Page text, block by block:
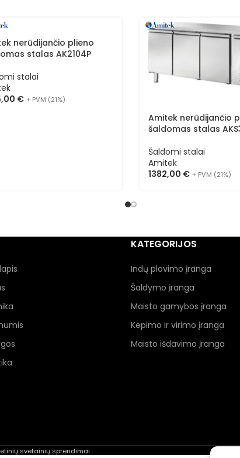
nerūdijančio plieno
stalas AK2104P
stalai
€ + PVM (21%)
Amitek nerūdijančio
šaldomas stalas
Šaldomi stalai
Amitek
1382,00 € + PVM (21%)
KATEGORIJOS
Indų plovimo įranga
Šaldymo įranga
Maisto gamybos įranga
Kepimo ir virimo įranga
Maisto išdavimo įranga
svetainių sprendimai